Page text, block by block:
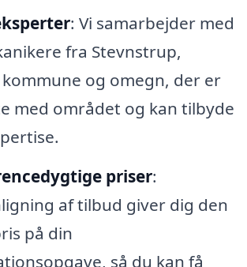
: Vi samarbejder med
fra Stevnstrup,
kommune og omegn, der er
med området og kan tilbyde
priser:
af tilbud giver dig den
på din
så du kan få